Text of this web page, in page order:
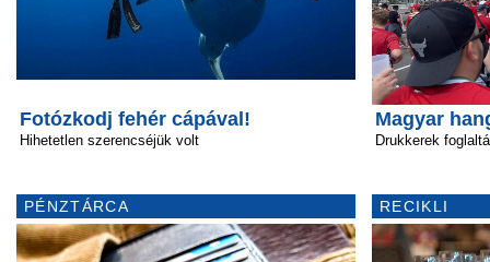
Fotózkodj fehér cápával!
Hihetetlen szerencséjük volt
PÉNZTÁRCA
Magyar
Drukkerek
RECIKLI